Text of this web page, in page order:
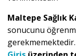
Maltepe Sağlık
sonucunu
gerekmemektedir.